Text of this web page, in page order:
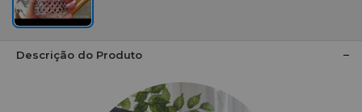
Descrição do Produto